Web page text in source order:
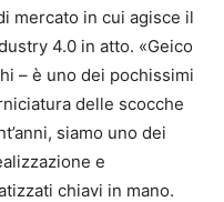
mercato in cui agisce il
4.0 in atto. «Geico
– è uno dei pochissimi
delle scocche
siamo uno dei
e
chiavi in mano.